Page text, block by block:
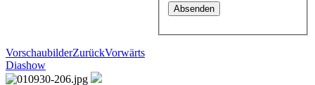
VorschaubilderZurückVorwärts
Diashow